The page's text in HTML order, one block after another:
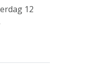
12